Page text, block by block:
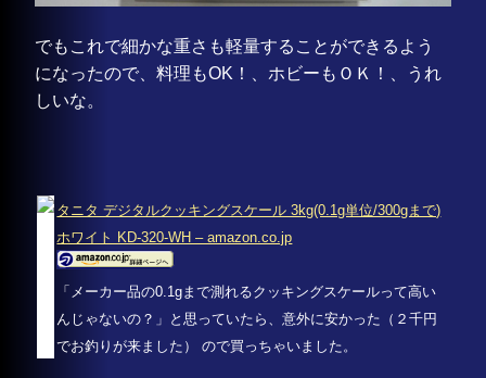
でもこれで細かな重さも軽量することができるよう
になったので、料理もOK！、ホビーもＯＫ！、うれ
しいな。
タニタ デジタルクッキングスケール 3kg(0.1g単位/300gまで)
ホワイト KD-320-WH – amazon.co.jp
「メーカー品の0.1gまで測れるクッキングスケールって高い
んじゃないの？」と思っていたら、意外に安かった（２千円
でお釣りが来ました） ので買っちゃいました。